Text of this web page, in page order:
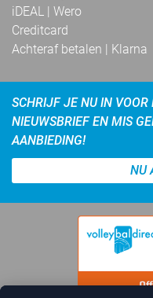
iDEAL | Wero
Creditcard
Achteraf betalen | Klarna
SCHRIJF JE NU IN VOOR
NIEUWSBRIEF EN MIS
AANBIEDING!
NU